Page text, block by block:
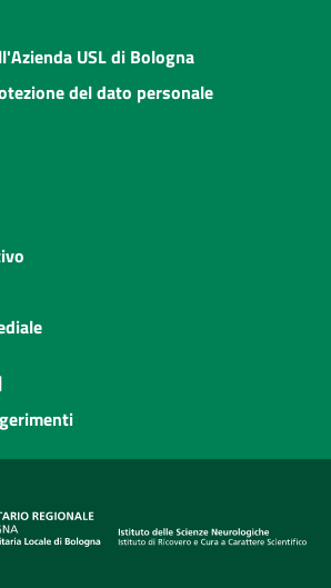
USL di Bologna
del dato personale